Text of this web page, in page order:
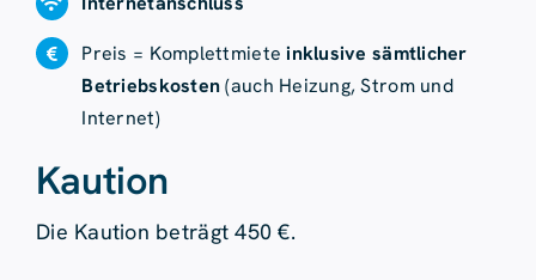
Preis = Komplettmieteinklusive sämtlicher
Betriebskosten(auch Heizung, Strom und
Internet)
Kaution
Die Kaution beträgt 450 €.